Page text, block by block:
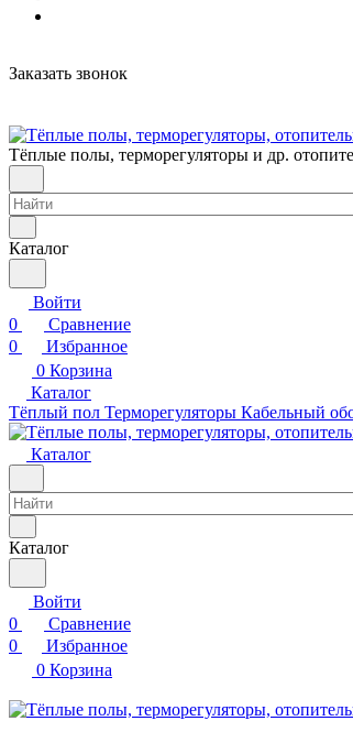
Заказать звонок
Тёплые полы, терморегуляторы и др.
Каталог
Войти
0
Сравнение
0
Избранное
0 Корзина
Каталог
Тёплый пол Терморегуляторы Кабельный
Каталог
Каталог
Войти
0
Сравнение
0
Избранное
0 Корзина